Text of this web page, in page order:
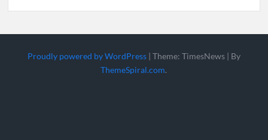
Proudly powered by WordPress | Theme: TimesNews | By
ThemeSpiral.com.